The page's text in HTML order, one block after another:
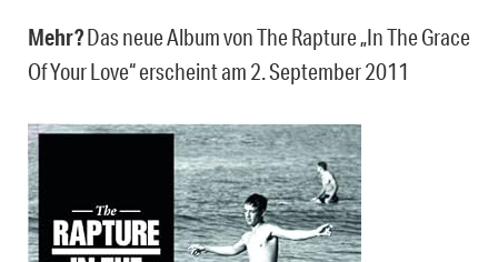
Mehr?Das neue Album von The Rapture „In The Grace
Of Your Love“ erscheint am 2. September 2011